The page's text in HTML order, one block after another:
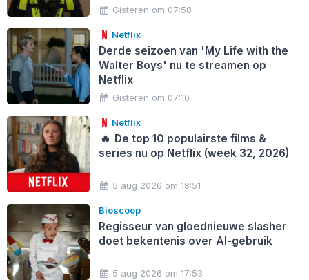
Gisteren om 07:58
Netflix
Derde seizoen van 'My Life with the
Walter Boys' nu te streamen op
Netflix
Gisteren om 07:10
Netflix
🔥 De top 10 populairste films &
series nu op Netflix (week 32, 2026)
5 aug 2026 om 18:51
Bioscoop
Regisseur van gloednieuwe slasher
doet bekentenis over AI-gebruik
5 aug 2026 om 17:53